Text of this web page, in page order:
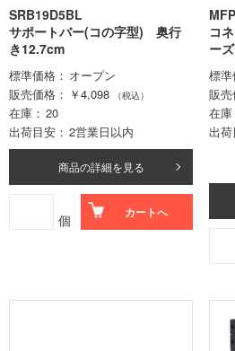
SRB19D5BL
サポートバー(コの字型) 奥行
き12.7cm
標準価格
オープン
販売価格
￥4,098 （税込）
在庫
20
出荷目安
2営業日以内
商品の詳細を見る
個 カートへ
コ
ーズ
標
販
在庫
出